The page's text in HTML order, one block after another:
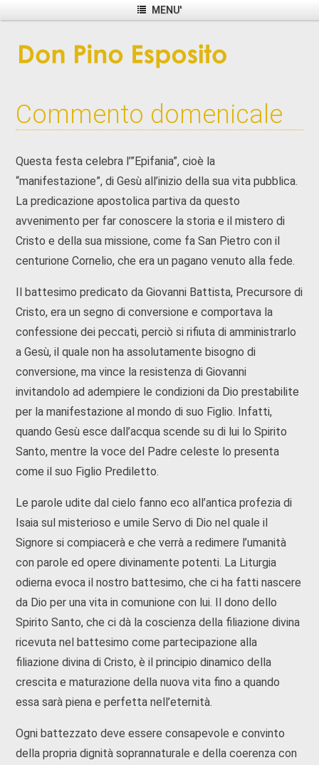
MENU'
Commento domenicale
Questa festa celebra l’”Epifania”, cioè la
“manifestazione”, di Gesù all’inizio della sua vita pubblica.
La predicazione apostolica partiva da questo
avvenimento per far conoscere la storia e il mistero di
Cristo e della sua missione, come fa San Pietro con il
centurione Cornelio, che era un pagano venuto alla fede.
Il battesimo predicato da Giovanni Battista, Precursore di
Cristo, era un segno di conversione e comportava la
confessione dei peccati, perciò si rifiuta di amministrarlo
a Gesù, il quale non ha assolutamente bisogno di
conversione, ma vince la resistenza di Giovanni
invitandolo ad adempiere le condizioni da Dio prestabilite
per la manifestazione al mondo di suo Figlio. Infatti,
quando Gesù esce dall’acqua scende su di lui lo Spirito
Santo, mentre la voce del Padre celeste lo presenta
come il suo Figlio Prediletto.
Le parole udite dal cielo fanno eco all’antica profezia di
Isaia sul misterioso e umile Servo di Dio nel quale il
Signore si compiacerà e che verrà a redimere l’umanità
con parole ed opere divinamente potenti. La Liturgia
odierna evoca il nostro battesimo, che ci ha fatti nascere
da Dio per una vita in comunione con lui. Il dono dello
Spirito Santo, che ci dà la coscienza della filiazione divina
ricevuta nel battesimo come partecipazione alla
filiazione divina di Cristo, è il principio dinamico della
crescita e maturazione della nuova vita fino a quando
essa sarà piena e perfetta nell’eternità.
Ogni battezzato deve essere consapevole e convinto
della propria dignità soprannaturale e della coerenza con